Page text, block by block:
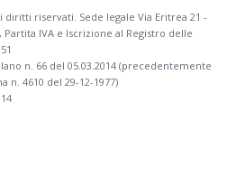
riservati. Sede legale Via Eritrea 21 -
IVA e Iscrizione al Registro delle
n. 66 del 05.03.2014 (precedentemente
n. 4610 del 29-12-1977)